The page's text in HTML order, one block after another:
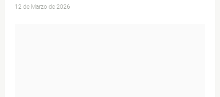
12 de Marzo de 2026